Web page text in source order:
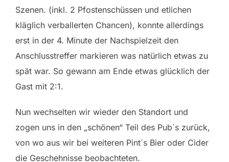
Szenen. (inkl. 2 Pfostenschüssen und etlichen
kläglich verballerten Chancen), konnte allerdings
erst in der 4. Minute der Nachspielzeit den
Anschlusstreffer markieren was natürlich etwas zu
spät war. So gewann am Ende etwas glücklich der
Gast mit 2:1.
Nun wechselten wir wieder den Standort und
zogen uns in den „schönen“ Teil des Pub´s zurück,
von wo aus wir bei weiteren Pint´s Bier oder Cider
die Geschehnisse beobachteten.